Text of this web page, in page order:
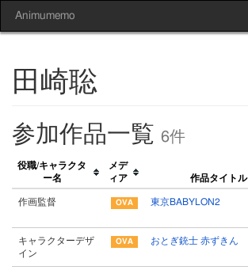
Animumemo
田崎聡
参加作品一覧 6件
役職/キャラクタ
ー名
メデ
ィア
作品タイトル
作画監督 東京BABYLON2
キャラクターデザ
イン
おとぎ銃士 赤ずきん